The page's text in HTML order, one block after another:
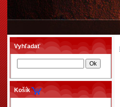
Vyhľadať
Košík